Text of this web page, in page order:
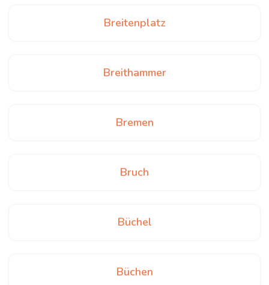
Breitenplatz
Breithammer
Bremen
Bruch
Büchel
Büchen